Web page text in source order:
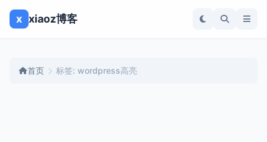
x xiaoz博客
首页 标签: wordpress高亮